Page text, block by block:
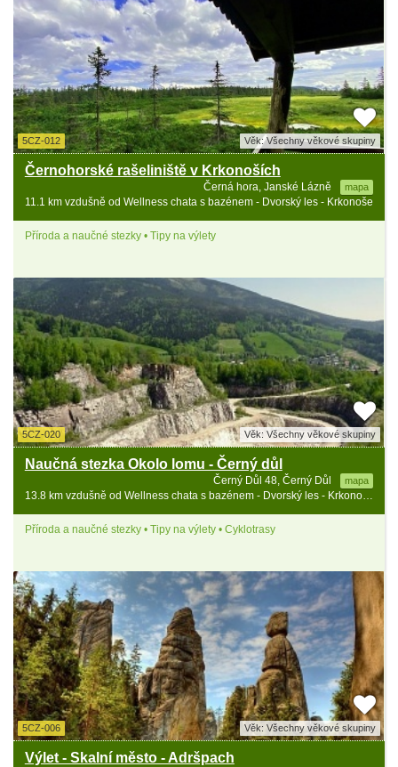
5CZ-012 Věk: Všechny věkové skupiny
Černohorské rašeliniště v Krkonoších
Černá hora, Janské Lázně mapa
11.1 km vzdušně od Wellness chata s bazénem - Dvorský les - Krkonoše
Příroda a naučné stezky • Tipy na výlety
5CZ-020 Věk: Všechny věkové skupiny
Naučná stezka Okolo lomu - Černý důl
Černý Důl 48, Černý Důl mapa
13.8 km vzdušně od Wellness chata s bazénem - Dvorský les - Krkonoše
Příroda a naučné stezky • Tipy na výlety • Cyklotrasy
5CZ-006 Věk: Všechny věkové skupiny
Výlet - Skalní město - Adršpach